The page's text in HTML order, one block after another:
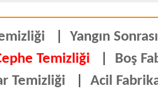
Yangın
Temizliği
Boş
Temizliği
Acil